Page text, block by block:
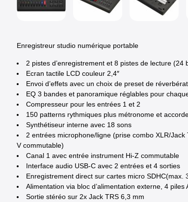
Enregistreur studio numérique portable
2 pistes d’enregistrement et 8 pistes de lecture (24
Ecran tactile LCD couleur 2,4″
Envoi d’effets avec un choix de preset de
EQ 3 bandes et panoramique réglables pour
Compresseur pour les entrées 1 et 2
150 patterns rythmiques plus métronome et
Synthétiseur interne avec 18 sons
2 entrées microphone/ligne (prise combo XLR/
V commutable)
Canal 1 avec entrée instrument Hi-Z commutable
Interface audio USB-C avec 2 entrées et 4 sorties
Enregistrement direct sur cartes micro SDHC(max.
Alimentation via bloc d’alimentation externe, 4 piles
Sortie stéréo sur 2x Jack TRS 6,3 mm